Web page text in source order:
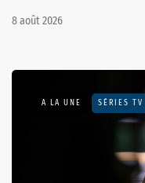
8 août 2026
A LA UNE SÉRIES TV